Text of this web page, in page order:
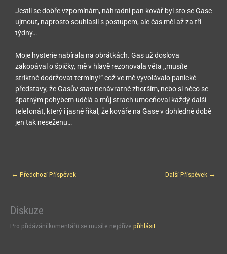
Jestli se dobře vzpomínám, náhradní pan kovář byl sto se Gase
ujmout, naprosto souhlasil s postupem, ale čas měl až za tři
týdny…
Moje hysterie nabírala na obrátkách. Gas už doslova
zakopával o špičky, mě v hlavě rezonovala věta ,,musíte
striktně dodržovat termíny!“ což ve mě vyvolávalo panické
představy, že Gasův stav nenávratně zhorším, nebo si něco se
špatným pohybem udělá a můj strach umocňoval každý další
telefonát, který i jasně říkal, že kováře na Gase v dohledné době
jen tak neseženu…
← Předchozí Příspěvek Další Příspěvek →
Diskuze
Pro přidávání komentářů se musíte nejdříve přihlásit